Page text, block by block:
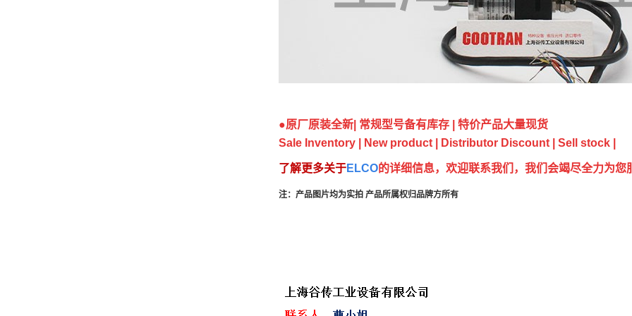
●原厂原装全新| 常规型号备有库存 | 特价产品大量现货
Sale Inventory | New product | Distributor Discount | Sell stock |
了解更多关于ELCO的详细信息，欢迎联系我们，我们会竭尽全力为您
注：产品图片均为实拍 产品所属权归品牌方所有